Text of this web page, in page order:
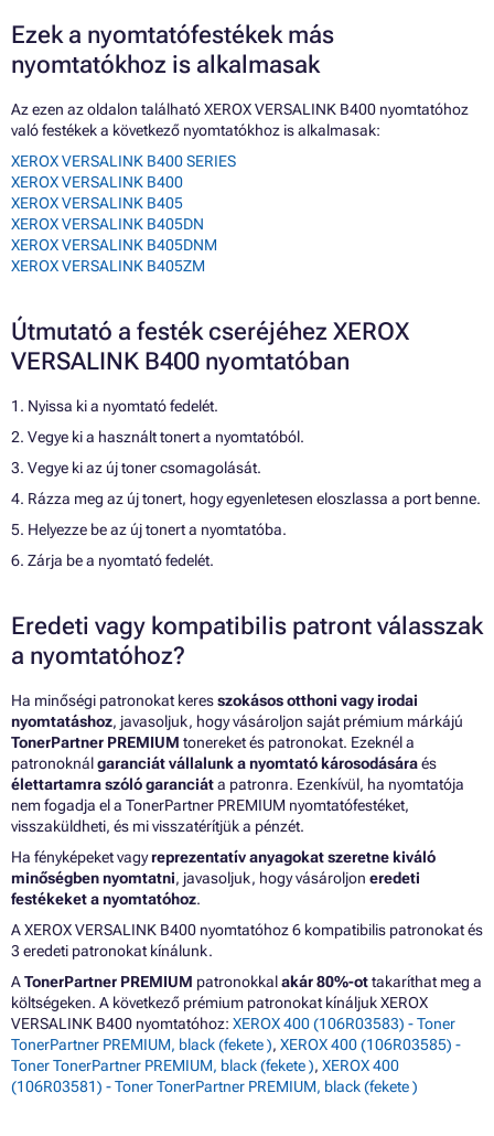
Ezek a nyomtatófestékek más
nyomtatókhoz is alkalmasak
Az ezen az oldalon található XEROX VERSALINK B400 nyomtatóhoz
való festékek a következő nyomtatókhoz is alkalmasak:
XEROX VERSALINK B400 SERIES
XEROX VERSALINK B400
XEROX VERSALINK B405
XEROX VERSALINK B405DN
XEROX VERSALINK B405DNM
XEROX VERSALINK B405ZM
Útmutató a festék cseréjéhez XEROX
VERSALINK B400 nyomtatóban
1. Nyissa ki a nyomtató fedelét.
2. Vegye ki a használt tonert a nyomtatóból.
3. Vegye ki az új toner csomagolását.
4. Rázza meg az új tonert, hogy egyenletesen eloszlassa a port benne.
5. Helyezze be az új tonert a nyomtatóba.
6. Zárja be a nyomtató fedelét.
Eredeti vagy kompatibilis patront válasszak
a nyomtatóhoz?
Ha minőségi patronokat keresszokásos otthoni vagy irodai
nyomtatáshoz, javasoljuk, hogy vásároljon saját prémium márkájú
TonerPartner PREMIUM tonereket és patronokat. Ezeknél a
patronoknálgaranciát vállalunk a nyomtató károsodásáraés
élettartamra szóló garanciáta patronra. Ezenkívül, ha nyomtatója
nem fogadja el a TonerPartner PREMIUM nyomtatófestéket,
visszaküldheti, és mi visszatérítjük a pénzét.
Ha fényképeket vagyreprezentatív anyagokat szeretne kiváló
minőségben nyomtatni, javasoljuk, hogy vásároljon eredeti
festékeket a nyomtatóhoz.
A XEROX VERSALINK B400 nyomtatóhoz 6 kompatibilis patronokat és
3 eredeti patronokat kínálunk.
ATonerPartner PREMIUM patronokkalakár 80%-ottakaríthat meg a
költségeken. A következő prémium patronokat kínáljuk XEROX
VERSALINK B400 nyomtatóhoz: XEROX 400 (106R03583) - Toner
TonerPartner PREMIUM, black (fekete ), XEROX 400 (106R03585) -
Toner TonerPartner PREMIUM, black (fekete ), XEROX 400
(106R03581) - Toner TonerPartner PREMIUM, black (fekete )